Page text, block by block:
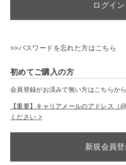
初めてご購入の方
会員登録がお済みで無い方はこちらか
【重要】キャリアメールのアドレス（
ください >
新規会員
ログイン
>>パスワードを忘れた方はこちら